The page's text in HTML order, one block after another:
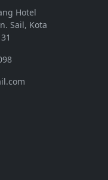
Hotel
Sail, Kota